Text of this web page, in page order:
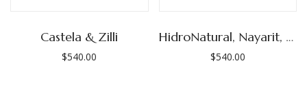
Castela & Zilli
$540.00
HidroNatural, Nayarit, Emilio Inda
$540.00